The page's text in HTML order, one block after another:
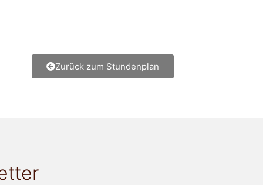
Zurück zum Stundenplan